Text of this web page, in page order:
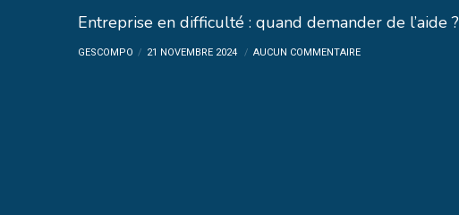
Entreprise en difficulté : quand demander de l’aide ?
GESCOMPO 21 NOVEMBRE 2024 AUCUN COMMENTAIRE